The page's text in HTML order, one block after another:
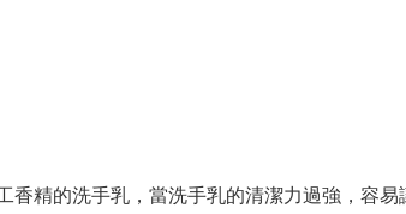
精的洗手乳，當洗手乳的清潔力過強，容易